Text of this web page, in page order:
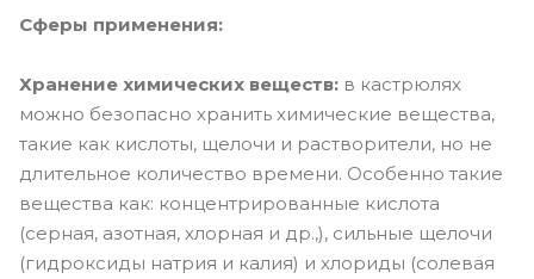
Сферы применения:
Хранение химических веществ: в кастрюлях
можно безопасно хранить химические вещества,
такие как кислоты, щелочи и растворители, но не
длительное количество времени. Особенно такие
вещества как: концентрированные кислота
(серная, азотная, хлорная и др.,), сильные щелочи
(гидроксиды натрия и калия) и хлориды (солевая